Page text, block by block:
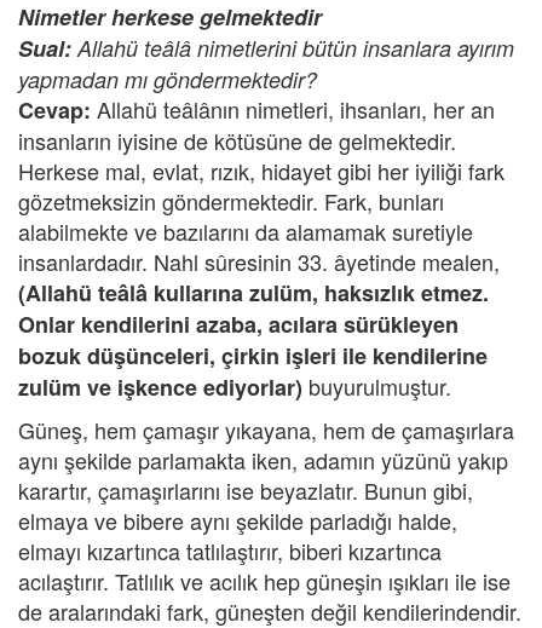
Nimetler herkese gelmektedir
Sual:Allahü teâlâ nimetlerini bütün insanlara ayırım
yapmadan mı göndermektedir?
Cevap: Allahü teâlânın nimetleri, ihsanları, her an
insanların iyisine de kötüsüne de gelmektedir.
Herkese mal, evlat, rızık, hidayet gibi her iyiliği fark
gözetmeksizin göndermektedir. Fark, bunları
alabilmekte ve bazılarını da alamamak suretiyle
insanlardadır. Nahl sûresinin 33. âyetinde mealen,
(Allahü teâlâ kullarına zulüm, haksızlık etmez.
Onlar kendilerini azaba, acılara sürükleyen
bozuk düşünceleri, çirkin işleri ile kendilerine
zulüm ve işkence ediyorlar) buyurulmuştur.
Güneş, hem çamaşır yıkayana, hem de çamaşırlara
aynı şekilde parlamakta iken, adamın yüzünü yakıp
karartır, çamaşırlarını ise beyazlatır. Bunun gibi,
elmaya ve bibere aynı şekilde parladığı halde,
elmayı kızartınca tatlılaştırır, biberi kızartınca
acılaştırır. Tatlılık ve acılık hep güneşin ışıkları ile ise
de aralarındaki fark, güneşten değil kendilerindendir.